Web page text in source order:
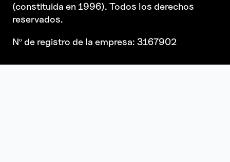
(constituida en 1996). Todos los derechos
reservados.
Nº de registro de la empresa: 3167902